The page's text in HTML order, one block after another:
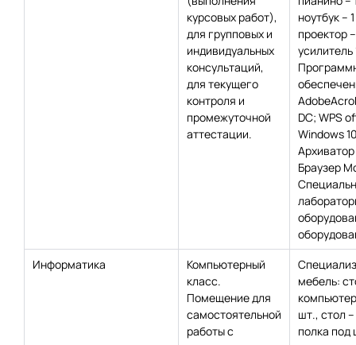
курсовых работ),
для групповых и
индивидуальных
консультаций,
для текущего
контроля и
промежуточной
аттестации.
ноутбук –
проектор
усилитель
DC; WPS
Windows
Браузер
Информатика
Компьютерный
класс.
Помещение для
самостоятельной
работы с
мебель:
шт., стол
полка под